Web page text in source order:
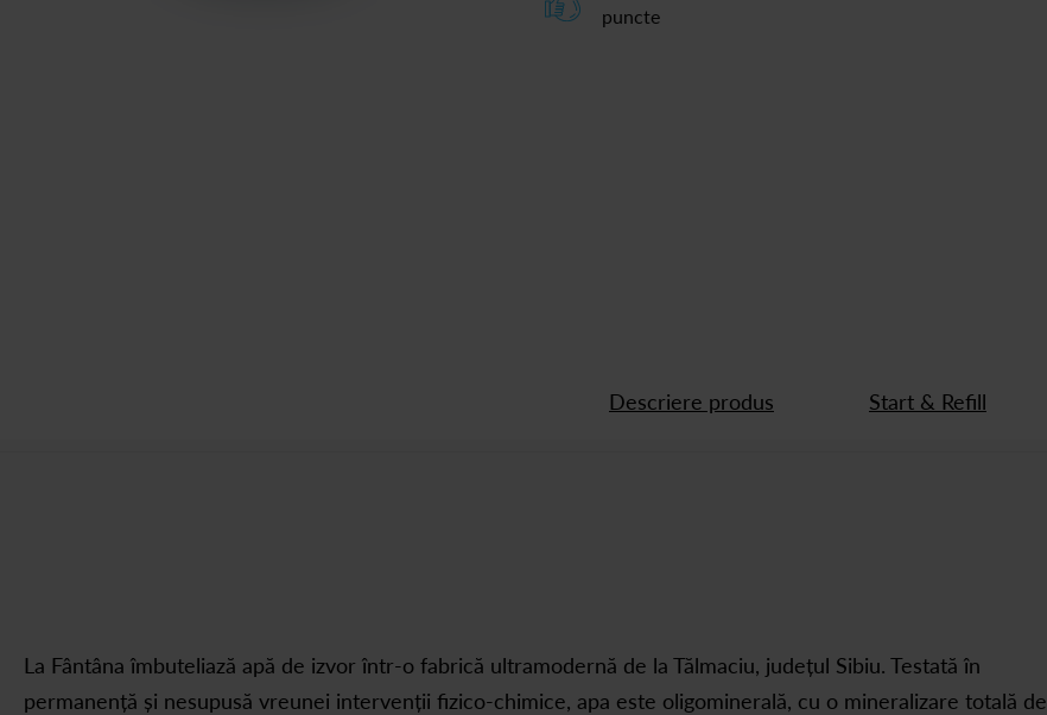
puncte
Descriere produs Start & Refill
La Fântâna îmbuteliază apă de izvor într-o fabrică ultramodernă de la Tălmaciu, județul Sibiu. Testată în
permanență și nesupusă vreunei intervenții fizico-chimice, apa este oligominerală, cu o mineralizare totală de